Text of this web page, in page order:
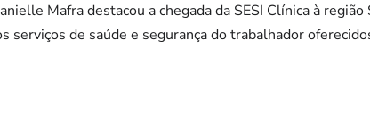
Mafra destacou a chegada da SESI Clínica à
serviços de saúde e segurança do trabalhador